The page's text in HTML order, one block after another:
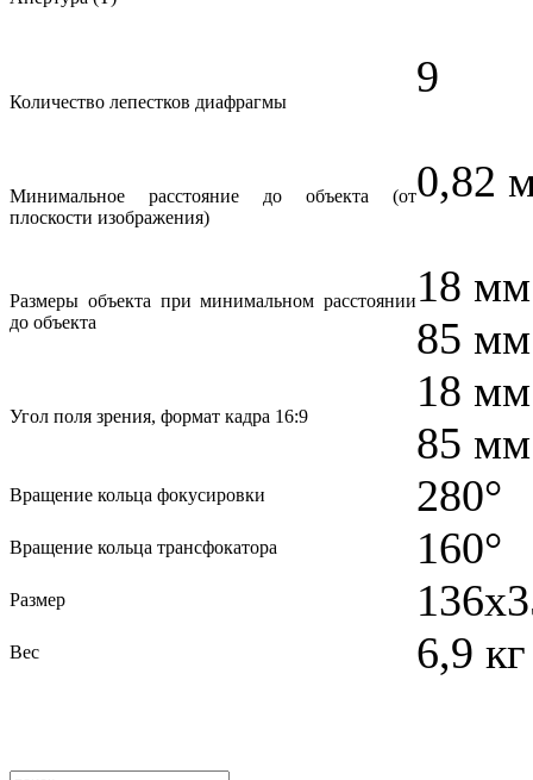
Количество лепестков диафрагмы
9
Минимальное расстояние до объекта (от
плоскости изображения)
0,82
Размеры объекта при минимальном расстоянии
до объекта
18
85
Угол поля зрения, формат кадра 16:9
18
85
Вращение кольца фокусировки 280°
Вращение кольца трансфокатора 160°
Размер
Вес 6,9 кг